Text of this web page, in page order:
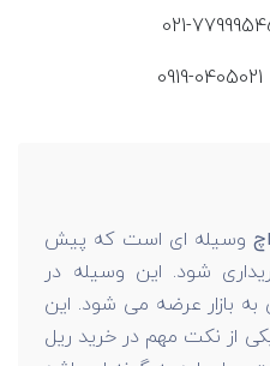
021-
0919-0405021
وسیله ای است که پیش
شود. این وسیله در
به بازار عرضه می شود. این
1 متر دارد. یکی از نکت مهم در خرید ریل